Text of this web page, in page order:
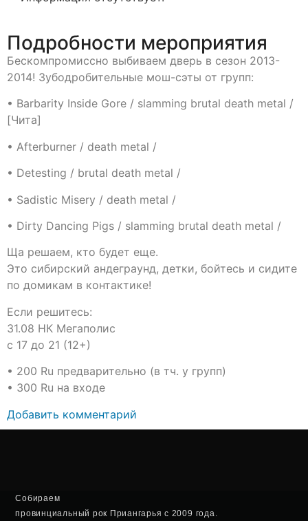
Подробности мероприятия
Бескомпромиссно выбиваем дверь в сезон 2013-
2014! Зубодробительные мош-сэты от групп:
• Barbarity Inside Gore / slamming brutal death metal /
[Чита]
• Afterburner / death metal /
• Detesting / brutal death metal /
• Sadistic Misery / death metal /
• Dirty Dancing Pigs / slamming brutal death metal /
Ща решаем, кто будет еще.
Это сибирский андеграунд, детки, бойтесь и сидите
по домикам в контактике!
Если решитесь:
31.08 НК Мегаполис
с 17 до 21 (12+)
• 200 Ru предварительно (в тч. у групп)
• 300 Ru на входе
Добавить комментарий
Собираем
провинциальный рок Приангарья с 2009 года.